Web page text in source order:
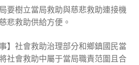
要樹立當局救助與慈悲救助連接機
悲救助供給方便。
】社會救助治理部分和鄉鎮國民當
社會救助中屬于當局職責范圍且合